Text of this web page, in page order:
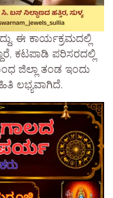
ಈ ಕಾರ್ಯಕ್ರಮದಲ್ಲಿ
ಕಟಪಾಡಿ ಪರಿಸರದಲ್ಲಿ
ಜಿಲ್ಲಾ ತಂಡ ಇಂದು
ಲಭ್ಯವಾಗಿದೆ.